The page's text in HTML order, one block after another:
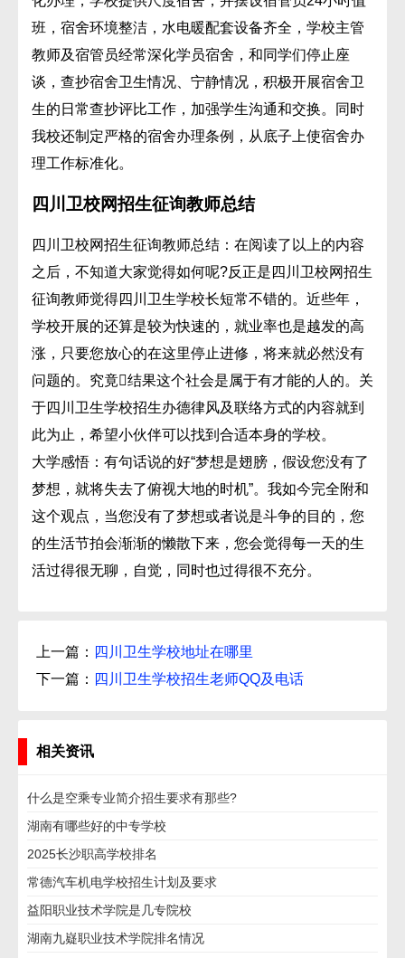
班，宿舍环境整洁，水电暖配套设备齐全，学校主管
教师及宿管员经常深化学员宿舍，和同学们停止座
谈，查抄宿舍卫生情况、宁静情况，积极开展宿舍卫
生的日常查抄评比工作，加强学生沟通和交换。同时
我校还制定严格的宿舍办理条例，从底子上使宿舍办
理工作标准化。
四川卫校网招生征询教师总结
四川卫校网招生征询教师总结：在阅读了以上的内容
之后，不知道大家觉得如何呢?反正是四川卫校网招生
征询教师觉得四川卫生学校长短常不错的。近些年，
学校开展的还算是较为快速的，就业率也是越发的高
涨，只要您放心的在这里停止进修，将来就必然没有
问题的。究竟结果这个社会是属于有才能的人的。关
于四川卫生学校招生办德律风及联络方式的内容就到
此为止，希望小伙伴可以找到合适本身的学校。
大学感悟：有句话说的好“梦想是翅膀，假设您没有了
梦想，就将失去了俯视大地的时机”。我如今完全附和
这个观点，当您没有了梦想或者说是斗争的目的，您
的生活节拍会渐渐的懒散下来，您会觉得每一天的生
活过得很无聊，自觉，同时也过得很不充分。
上一篇： 四川卫生学校地址在哪里
下一篇： 四川卫生学校招生老师QQ及电话
相关资讯
什么是空乘专业简介招生要求有那些?
湖南有哪些好的中专学校
2025长沙职高学校排名
常德汽车机电学校招生计划及要求
益阳职业技术学院是几专院校
湖南九嶷职业技术学院排名情况